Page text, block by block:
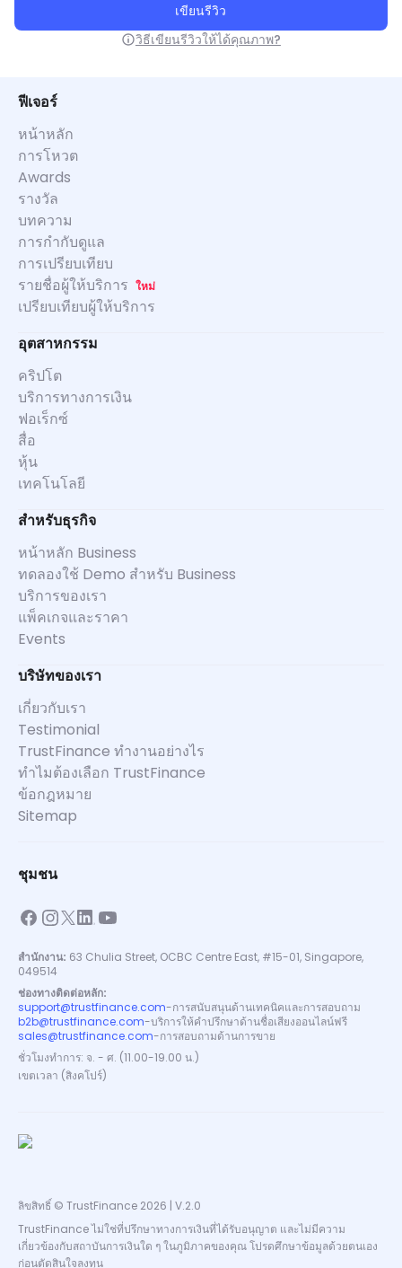
เขียนรีวิว
วิธีเขียนรีวิวให้ได้คุณภาพ?
ฟีเจอร์
หน้าหลัก
การโหวต
Awards
รางวัล
บทความ
การกำกับดูแล
การเปรียบเทียบ
รายชื่อผู้ให้บริการ ใหม่
เปรียบเทียบผู้ให้บริการ
อุตสาหกรรม
คริปโต
บริการทางการเงิน
ฟอเร็กซ์
สื่อ
หุ้น
เทคโนโลยี
สำหรับธุรกิจ
หน้าหลัก Business
ทดลองใช้ Demo สำหรับ Business
บริการของเรา
แพ็คเกจและราคา
Events
บริษัทของเรา
เกี่ยวกับเรา
Testimonial
TrustFinance ทำงานอย่างไร
ทำไมต้องเลือก TrustFinance
ข้อกฎหมาย
Sitemap
ชุมชน
สำนักงาน: 63 Chulia Street, OCBC Centre East, #15-01, Singapore,
049514
ช่องทางติดต่อหลัก:
support@trustfinance.com-การสนับสนุนด้านเทคนิคและการสอบถาม
b2b@trustfinance.com-บริการให้คำปรึกษาด้านชื่อเสียงออนไลน์ฟรี
sales@trustfinance.com-การสอบถามด้านการขาย
ชั่วโมงทำการ: จ. - ศ. (11.00-19.00 น.)
เขตเวลา (สิงคโปร์)
ลิขสิทธิ์ © TrustFinance 2026 | V.2.0
TrustFinance ไม่ใช่ที่ปรึกษาทางการเงินที่ได้รับอนุญาต และไม่มีความ
เกี่ยวข้องกับสถาบันการเงินใด ๆ ในภูมิภาคของคุณ โปรดศึกษาข้อมูลด้วยตนเอง
ก่อนตัดสินใจลงทุน